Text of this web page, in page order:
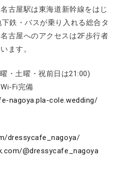
古屋駅は東海道新幹線をはじ
鉄・バスが乗り入れる総合タ
古屋へのアクセスは2F歩行者
ます。
・土曜・祝前日は21:00)
Fi完備
nagoya.pla-cole.wedding/
dressycafe_nagoya/
@dressycafe_nagoya